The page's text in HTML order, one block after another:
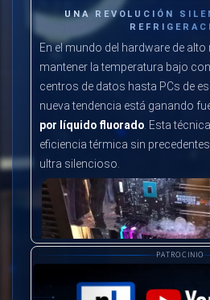
UNA REVOLUCIÓN
En el mundo del hardware de alto
mantener la temperatura bajo
centros de datos hasta PCs de
nueva tendencia está ganando
por líquido fluorado. Esta
eficiencia térmica sin
ultra silencioso.
PATROCINIO